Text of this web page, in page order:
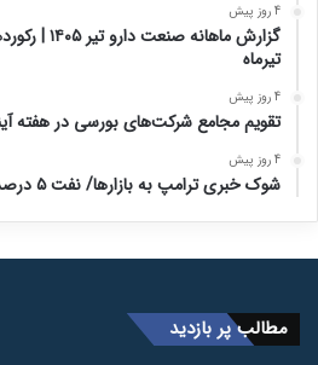
4 روز پیش
گزارش
تیرماه
4 روز پیش
تقویم مجامع شرکت‌های بورسی در هفته
4 روز پیش
شوک خبری ترامپ به بازارها/ نفت ۵ درصد سقوط کرد
مطالب پر بازدید